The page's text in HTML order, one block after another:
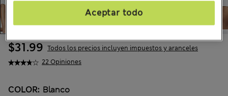
22 Opiniones
$31.99 Todos los precios incluyen impuestos y aranceles
COLOR: Blanco
Aceptar todo